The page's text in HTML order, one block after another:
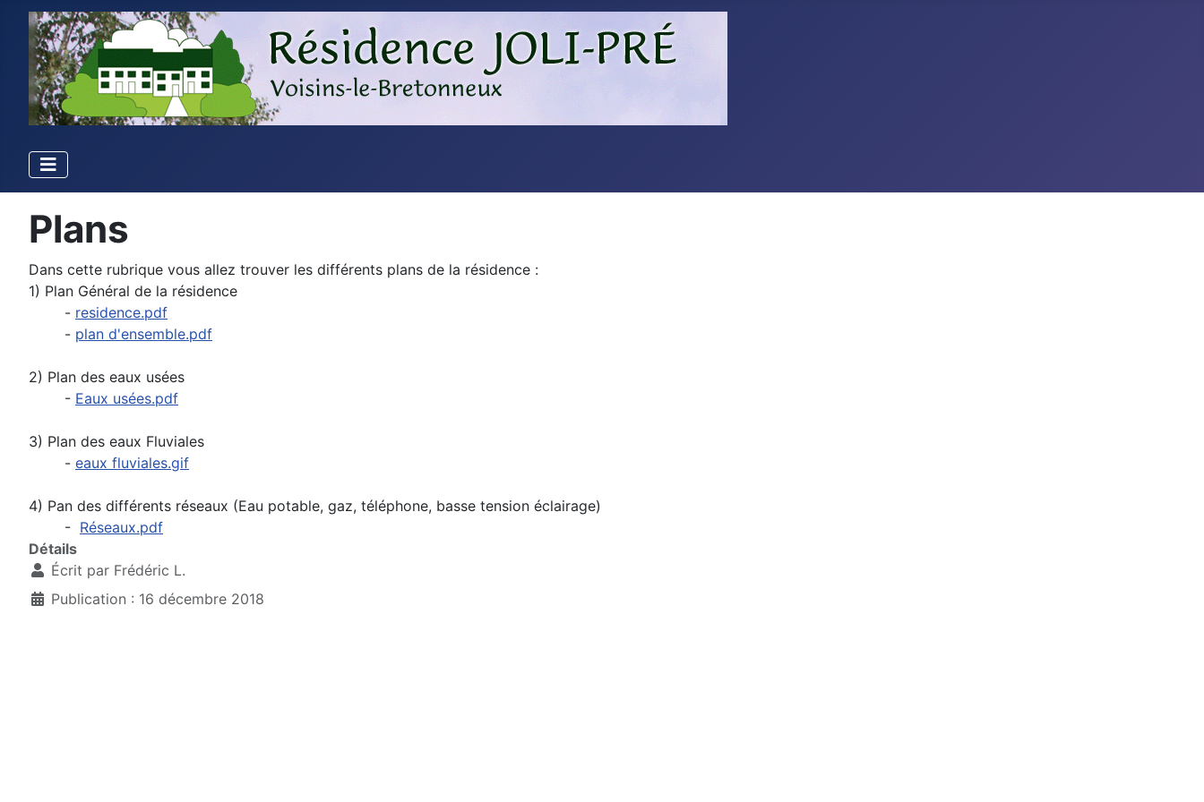
Plans
Dans cette rubrique vous allez trouver les différents plans de la résidence :
1) Plan Général de la résidence
- residence.pdf
- plan d'ensemble.pdf
2) Plan des eaux usées
- Eaux usées.pdf
3) Plan des eaux Fluviales
- eaux fluviales.gif
4) Pan des différents réseaux (Eau potable, gaz, téléphone, basse tension éclairage)
- Réseaux.pdf
Détails
Écrit par Frédéric L.
Publication : 16 décembre 2018